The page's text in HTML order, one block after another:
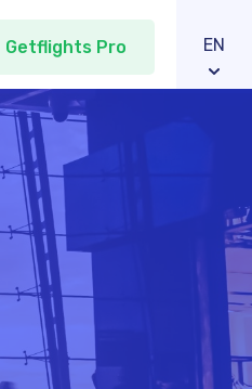
Getflights Pro EN